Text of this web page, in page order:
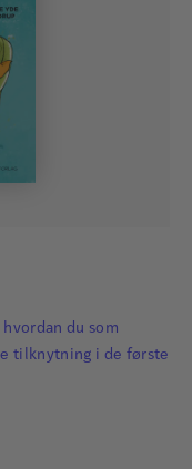
du som
tilknytning i de første